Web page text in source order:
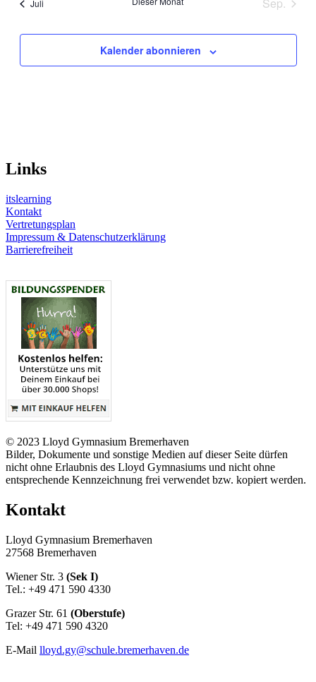
Juli Sep.
Kalender abonnieren
Links
itslearning
Kontakt
Vertretungsplan
Impressum & Datenschutzerklärung
Barrierefreiheit
© 2023 Lloyd Gymnasium Bremerhaven
Bilder, Dokumente und sonstige Medien auf dieser Seite dürfen
nicht ohne Erlaubnis des Lloyd Gymnasiums und nicht ohne
entsprechende Kennzeichnung frei verwendet bzw. kopiert werden.
Kontakt
Lloyd Gymnasium Bremerhaven
27568 Bremerhaven
Wiener Str. 3 (Sek I)
Tel.: +49 471 590 4330
Grazer Str. 61 (Oberstufe)
Tel: +49 471 590 4320
E-Mail lloyd.gy@schule.bremerhaven.de